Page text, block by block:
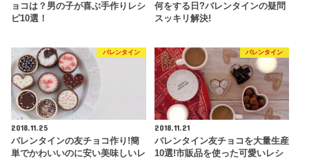
ョコは？男の子が喜ぶ手作りレシ
ピ10選！
何をする日?バレンタインの疑問
スッキリ解決!
バレンタイン
2018.11.25
バレンタインの友チョコ作り!簡
単でかわいいのに安い美味しいレ
バレンタイン
2018.11.21
バレンタイン友チョコを大量生産
10選!市販品を使った可愛いレシ